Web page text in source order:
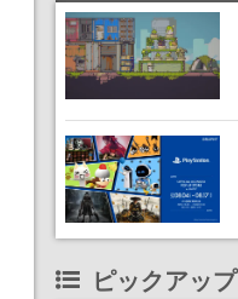
ピックアップ